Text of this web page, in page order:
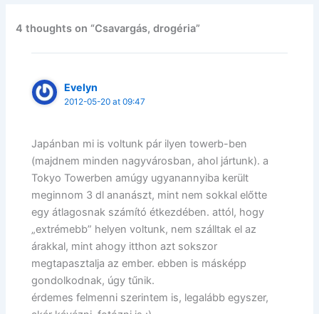
4 thoughts on “Csavargás, drogéria”
Evelyn
2012-05-20 at 09:47
Japánban mi is voltunk pár ilyen towerb-ben
(majdnem minden nagyvárosban, ahol jártunk). a
Tokyo Towerben amúgy ugyanannyiba került
meginnom 3 dl ananászt, mint nem sokkal előtte
egy átlagosnak számító étkezdében. attól, hogy
„extrémebb” helyen voltunk, nem szálltak el az
árakkal, mint ahogy itthon azt sokszor
megtapasztalja az ember. ebben is másképp
gondolkodnak, úgy tűnik.
érdemes felmenni szerintem is, legalább egyszer,